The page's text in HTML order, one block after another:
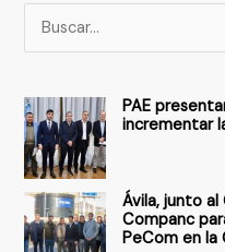
u
c
a
r
o
PAE
incrementar
Ávila, junto
Companc
PeCom en la